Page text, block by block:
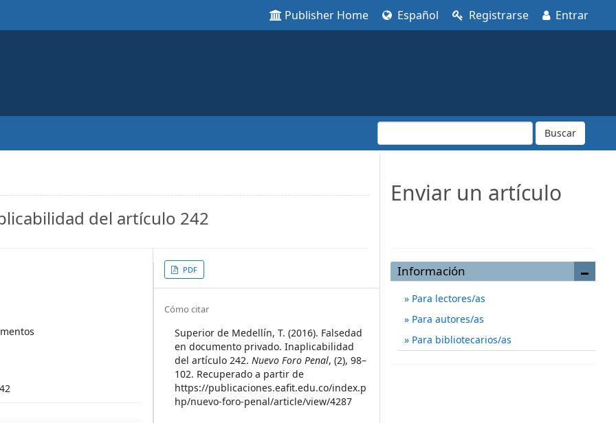
Publisher Home Español Registrarse Entrar
Buscar
del artículo 242
Article
Sidebar
PDF
Article
Details
Cómo citar
Superior de Medellín, T. (2016). Falsedad
en documento privado. Inaplicabilidad
del artículo 242.Nuevo Foro Penal, (2), 98–
102. Recuperado a partir de
https://publicaciones.eafit.edu.co/index.p
hp/nuevo-foro-penal/article/view/4287
Enviar un artículo
Información
Para lectores/as
Para autores/as
Para bibliotecarios/as